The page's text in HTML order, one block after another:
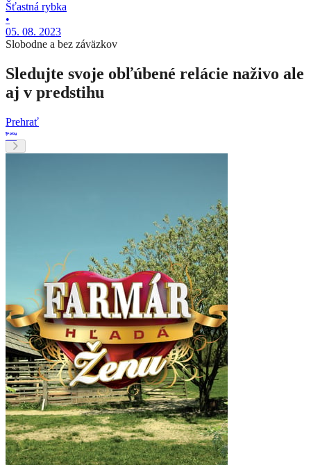
Šťastná rybka
•
05. 08. 2023
Slobodne a bez záväzkov
Sledujte svoje obľúbené relácie naživo ale
aj v predstihu
Prehrať